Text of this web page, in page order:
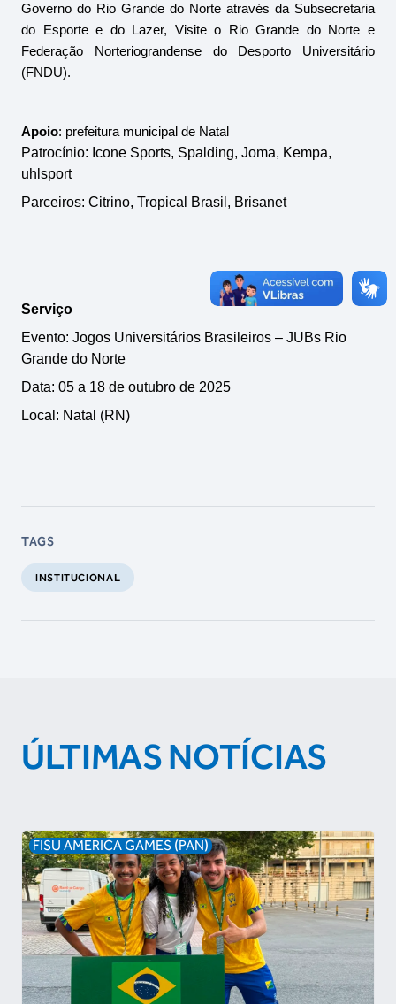
Governo do Rio Grande do Norte através da Subsecretaria
do Esporte e do Lazer, Visite o Rio Grande do Norte e
Federação Norteriograndense do Desporto Universitário
(FNDU).
Apoio: prefeitura municipal de Natal
Patrocínio: Icone Sports, Spalding, Joma, Kempa,
uhlsport
Parceiros: Citrino, Tropical Brasil, Brisanet
Serviço
Evento: Jogos Universitários Brasileiros – JUBs Rio
Grande do Norte
Data: 05 a 18 de outubro de 2025
Local: Natal (RN)
TAGS
INSTITUCIONAL
ÚLTIMAS NOTÍCIAS
FISU AMERICA GAMES (PAN)